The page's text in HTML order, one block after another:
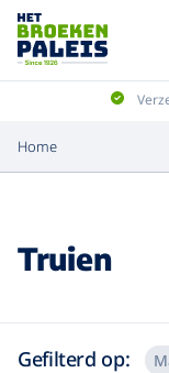
Home
Truien
Gefilterd op: